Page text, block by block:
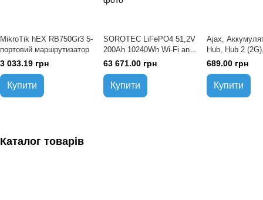
MikroTik hEX RB750Gr3 5-
портовий маршрутизатор
3 033.19 грн
Купити
SOROTEC LiFePO4 51,2V
200Ah 10240Wh Wi-Fi and
Bluetooth настінна
Акумуляторна батарея
63 671.00 грн
Купити
Ajax,
Hub, Hub 2
мАг, 2-pin (XK-
689.00 грн
Купити
Каталог товарів